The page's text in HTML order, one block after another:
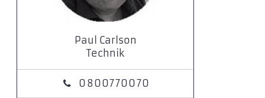
Paul Carlson
Technik
0800770070